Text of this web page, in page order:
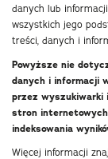
danych lub
wszystkich jego
treści, danych i
Powyższe nie
danych i informacji
przez wyszukiwarki
stron
indeksowania
Więcej informacji